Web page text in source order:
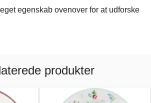
egenskab ovenover for at udforske
produkter